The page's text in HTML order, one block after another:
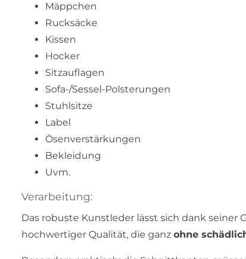
Mäppchen
Rucksäcke
Kissen
Hocker
Sitzauflagen
Sofa-/Sessel-Polsterungen
Stuhlsitze
Label
Ösenverstärkungen
Bekleidung
Uvm.
Verarbeitung:
Das robuste Kunstleder lässt sich dank
hochwertiger Qualität, die ganz ohne